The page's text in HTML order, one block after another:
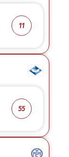
11
55